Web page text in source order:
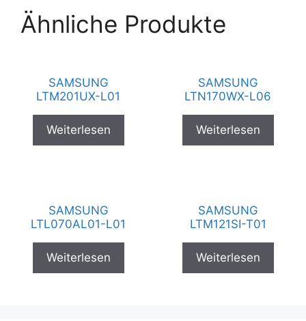
Ähnliche Produkte
SAMSUNG
LTM201UX-L01
Weiterlesen
SAMSUNG
LTN170WX-L06
Weiterlesen
SAMSUNG
LTL070AL01-L01
Weiterlesen
SAMSUNG
LTM121SI-T01
Weiterlesen